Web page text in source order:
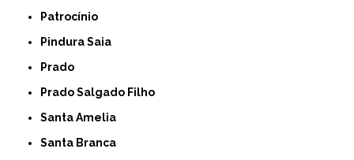
Patrocínio
Pindura Saia
Prado
Prado Salgado Filho
Santa Amelia
Santa Branca